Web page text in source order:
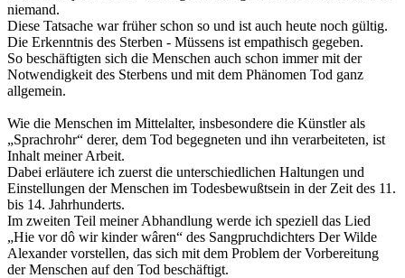
niemand.
Diese Tatsache war früher schon so und ist auch heute noch gültig.
Die Erkenntnis des Sterben - Müssens ist empathisch gegeben.
So beschäftigten sich die Menschen auch schon immer mit der
Notwendigkeit des Sterbens und mit dem Phänomen Tod ganz
allgemein.
Wie die Menschen im Mittelalter, insbesondere die Künstler als
„Sprachrohr“ derer, dem Tod begegneten und ihn verarbeiteten, ist
Inhalt meiner Arbeit.
Dabei erläutere ich zuerst die unterschiedlichen Haltungen und
Einstellungen der Menschen im Todesbewußtsein in der Zeit des 11.
bis 14. Jahrhunderts.
Im zweiten Teil meiner Abhandlung werde ich speziell das Lied
„Hie vor dô wir kinder wâren“ des Sangpruchdichters Der Wilde
Alexander vorstellen, das sich mit dem Problem der Vorbereitung
der Menschen auf den Tod beschäftigt.